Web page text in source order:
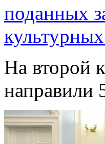
поданных
На второй
направили